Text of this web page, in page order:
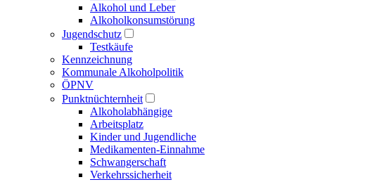
Alkohol und Leber
Alkoholkonsumstörung
Jugendschutz
Testkäufe
Kennzeichnung
Kommunale Alkoholpolitik
ÖPNV
Punktnüchternheit
Alkoholabhängige
Arbeitsplatz
Kinder und Jugendliche
Medikamenten-Einnahme
Schwangerschaft
Verkehrssicherheit